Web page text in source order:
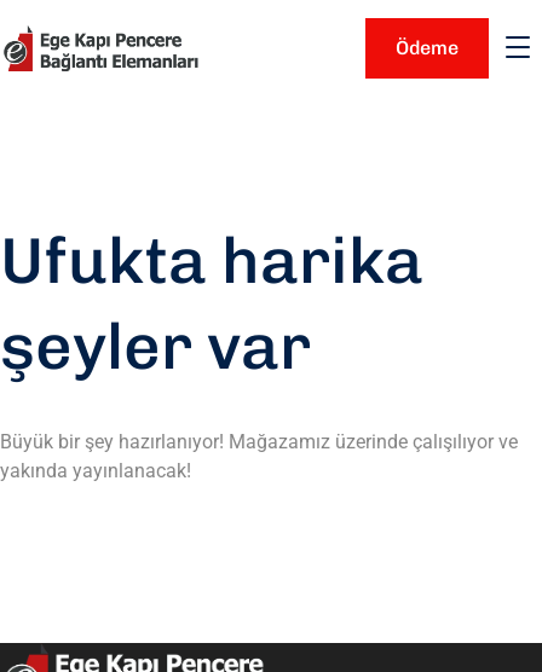
Ödeme
Ufukta harika
şeyler var
Büyük bir şey hazırlanıyor! Mağazamız üzerinde çalışılıyor ve
yakında yayınlanacak!